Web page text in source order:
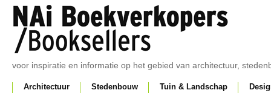
voor inspiratie en informatie op het gebied van architectuur,
Architectuur Stedenbouw Tuin & Landschap